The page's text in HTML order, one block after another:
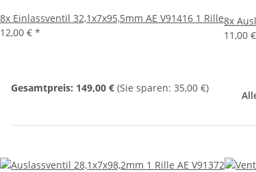
8x Einlassventil 32,1x7x95,5mm AE V91416 1 Rille
12,00 € *
8x
11,00 €
Gesamtpreis: 149,00 € (Sie sparen: 35,00 €)